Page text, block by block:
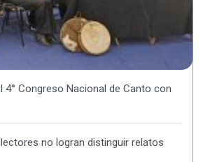
4° Congreso Nacional de Canto con
no logran distinguir relatos